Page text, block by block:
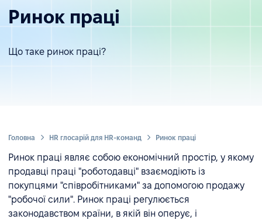
Ринок праці
Що таке ринок праці?
Головна HR глосарій для HR-команд Ринок праці
Ринок праці являє собою економічний простір, у якому
продавці праці "роботодавці" взаємодіють із
покупцями "співробітниками" за допомогою продажу
"робочої сили". Ринок праці регулюється
законодавством країни, в якій він оперує, і